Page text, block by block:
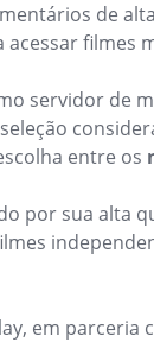
de
filmes
servidor de
entre os
por sua alta
em parceria